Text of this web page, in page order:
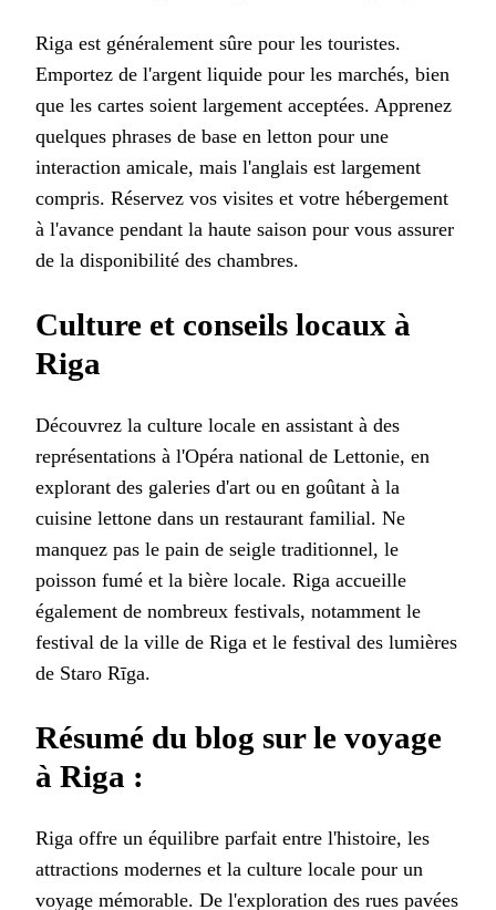
Riga est généralement sûre pour les touristes.
Emportez de l'argent liquide pour les marchés, bien
que les cartes soient largement acceptées. Apprenez
quelques phrases de base en letton pour une
interaction amicale, mais l'anglais est largement
compris. Réservez vos visites et votre hébergement
à l'avance pendant la haute saison pour vous assurer
de la disponibilité des chambres.
Culture et conseils locaux à
Riga
Découvrez la culture locale en assistant à des
représentations à l'Opéra national de Lettonie, en
explorant des galeries d'art ou en goûtant à la
cuisine lettone dans un restaurant familial. Ne
manquez pas le pain de seigle traditionnel, le
poisson fumé et la bière locale. Riga accueille
également de nombreux festivals, notamment le
festival de la ville de Riga et le festival des lumières
de Staro Rīga.
Résumé du blog sur le voyage
à Riga :
Riga offre un équilibre parfait entre l'histoire, les
attractions modernes et la culture locale pour un
voyage mémorable. De l'exploration des rues pavées